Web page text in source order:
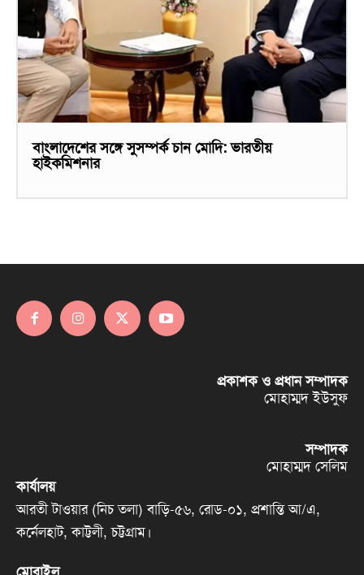
বাংলাদেশের সঙ্গে সুসম্পর্ক চান মোদি: ভারতীয়
হাইকমিশনার
প্রকাশক ও প্রধান সম্পাদক
মোহাম্মদ ইউসুফ
সম্পাদক
মোহাম্মদ সেলিম
কার্যালয়
আরতী টাওয়ার (নিচ তলা) বাড়ি-৫৬, রোড-০১, প্রশান্তি আ/এ,
কর্নেলহাট, কাট্টলী, চট্টগ্রাম।